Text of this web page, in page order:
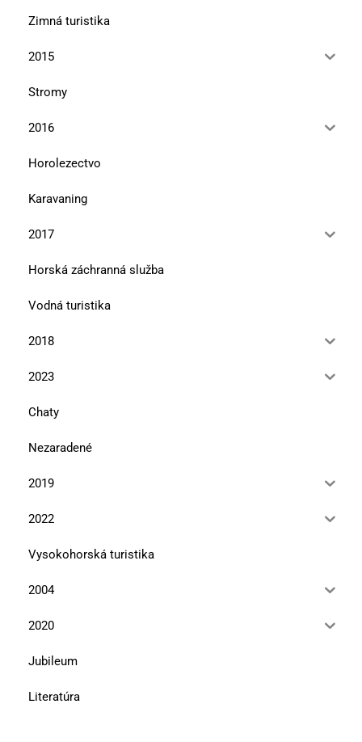
Zimná turistika
2015
Stromy
2016
Horolezectvo
Karavaning
2017
Horská záchranná služba
Vodná turistika
2018
2023
Chaty
Nezaradené
2019
2022
Vysokohorská turistika
2004
2020
Jubileum
Literatúra